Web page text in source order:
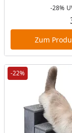
-28%
Zum
-22%